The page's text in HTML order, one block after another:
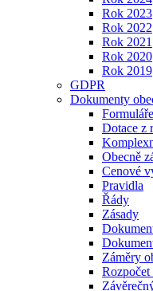
Rok 2023
Rok 2022
Rok 2021
Rok 2020
Rok 2019
GDPR
Dokumenty
Dotace z
Obecně
Cenové
Pravidla
Řády
Zásady
Záměry
Rozpočet